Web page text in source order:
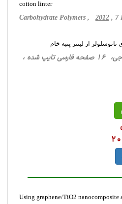
cotton linter
Carbohydrate Polymers , 2012 , 7
از لینتر پنبه خام
، مهندسی الیاف و شیمی نساجی، 16 صفحه فارسی تایپ شده ،
Using graphene/TiO2 nanocomposite